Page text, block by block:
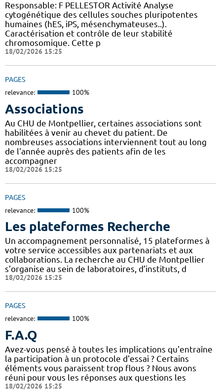
Responsable: F PELLESTOR Activité Analyse
cytogénétique des cellules souches pluripotentes
humaines (hES, iPS, mésenchymateuses..).
Caractérisation et contrôle de leur stabilité
chromosomique. Cette p
18/02/2026 15:25
PAGES
relevance: 100%
Associations
Au CHU de Montpellier, certaines associations sont
habilitées à venir au chevet du patient. De
nombreuses associations interviennent tout au long
de l'année auprès des patients afin de les
accompagner
18/02/2026 15:25
PAGES
relevance: 100%
Les plateformes Recherche
Un accompagnement personnalisé, 15 plateformes à
votre service accessibles aux partenariats et aux
collaborations. La recherche au CHU de Montpellier
s’organise au sein de laboratoires, d’instituts, d
18/02/2026 15:25
PAGES
relevance: 100%
F.A.Q
Avez-vous pensé à toutes les implications qu'entraîne
la participation à un protocole d'essai ? Certains
éléments vous paraissent trop flous ? Nous avons
réuni pour vous les réponses aux questions les
18/02/2026 15:25